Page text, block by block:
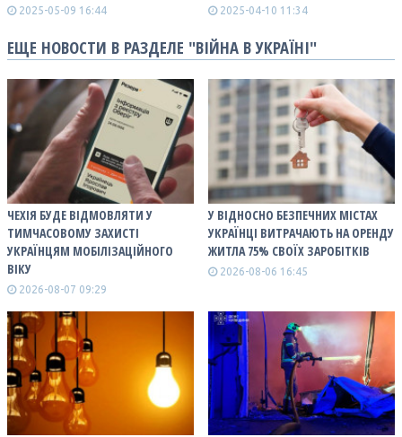
2025-05-09 16:44 2025-04-10 11:34
ЕЩЕ НОВОСТИ В РАЗДЕЛЕ "ВІЙНА В УКРАЇНІ"
ЧЕХІЯ БУДЕ ВІДМОВЛЯТИ У
ТИМЧАСОВОМУ ЗАХИСТІ
УКРАЇНЦЯМ МОБІЛІЗАЦІЙНОГО
ВІКУ
2026-08-07 09:29
У ВІДНОСНО БЕЗПЕЧНИХ МІСТАХ
УКРАЇНЦІ ВИТРАЧАЮТЬ НА ОРЕНДУ
ЖИТЛА 75% СВОЇХ ЗАРОБІТКІВ
2026-08-06 16:45